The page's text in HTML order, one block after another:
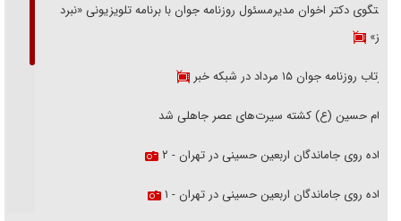
گفتگوی دکتر اخوان مدیرمسئول روزنامه جوان با برنامه تلویزیونی «نبرد
هرمز»
بازتاب روزنامه جوان ۱۵ مرداد در شبکه خبر
امام حسین (ع) کشته سیرت‌های عصر جاهلی شد
پیاده روی جاماندگان اربعین حسینی در تهران - ۲
پیاده روی جاماندگان اربعین حسینی در تهران - ۱